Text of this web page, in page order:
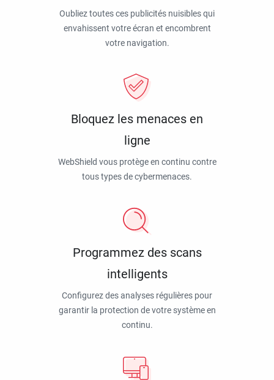
Oubliez toutes ces publicités nuisibles qui
envahissent votre écran et encombrent
votre navigation.
Bloquez les menaces en
ligne
WebShield vous protège en continu contre
tous types de cybermenaces.
Programmez des scans
intelligents
Configurez des analyses régulières pour
garantir la protection de votre système en
continu.